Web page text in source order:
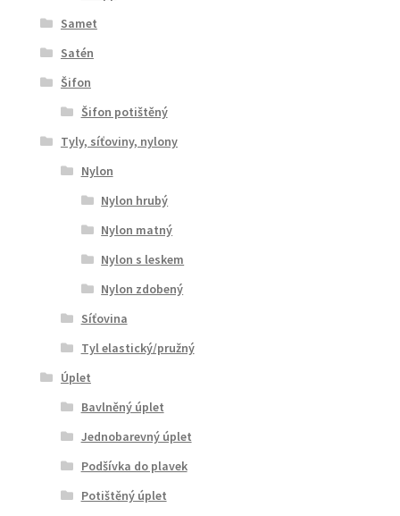
Samet
Satén
Šifon
Šifon potištěný
Tyly, síťoviny, nylony
Nylon
Nylon hrubý
Nylon matný
Nylon s leskem
Nylon zdobený
Síťovina
Tyl elastický/pružný
Úplet
Bavlněný úplet
Jednobarevný úplet
Podšívka do plavek
Potištěný úplet